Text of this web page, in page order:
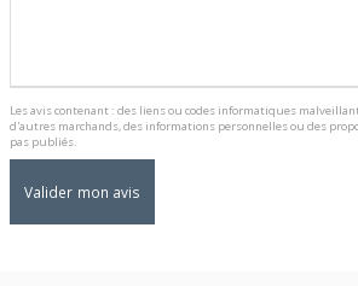
Les avis contenant : des liens ou codes informatiques
d'autres marchands, des informations personnelles ou des
pas publiés.